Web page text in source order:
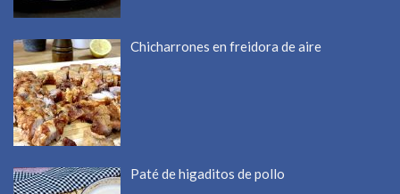
Chicharrones en freidora de aire
Paté de higaditos de pollo